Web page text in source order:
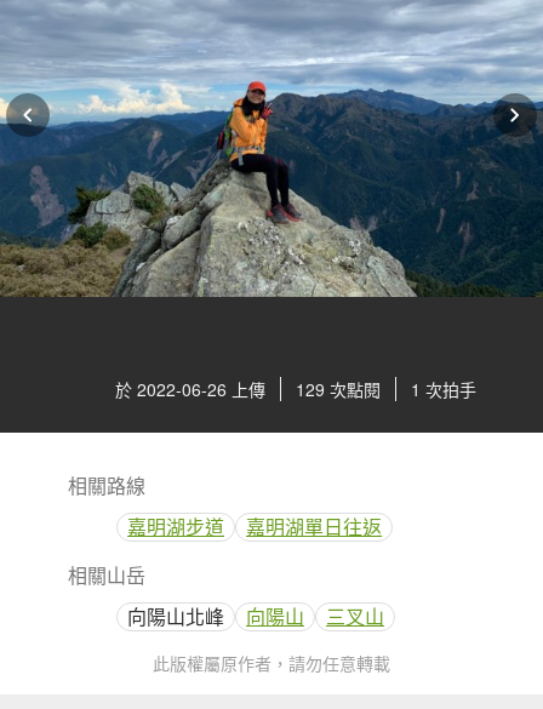
於 2022-06-26 上傳 129 次點閱 1 次拍手
相關路線
嘉明湖步道
嘉明湖單日往返
相關山岳
向陽山北峰
向陽山 三叉山
此版權屬原作者，請勿任意轉載